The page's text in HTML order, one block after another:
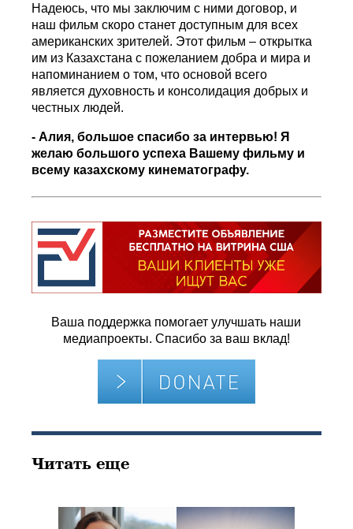
Надеюсь, что мы заключим с ними договор, и
наш фильм скоро станет доступным для всех
американских зрителей. Этот фильм – открытка
им из Казахстана с пожеланием добра и мира и
напоминанием о том, что основой всего
является духовность и консолидация добрых и
честных людей.
- Алия, большое спасибо за интервью! Я
желаю большого успеха Вашему фильму и
всему казахскому кинематографу.
Ваша поддержка помогает улучшать наши
медиапроекты. Спасибо за ваш вклад!
Читать еще